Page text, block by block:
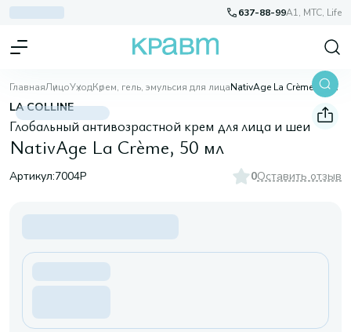
637-88-99A1, МТС, Life
ГлавнаяЛицоУходКрем, гель, эмульсия для лица NativAge La Crème, 50 мл
LA COLLINE
Глобальный антивозрастной крем для лица и шеи
NativAge La Crème, 50 мл
Артикул:7004P 0Оставить отзыв